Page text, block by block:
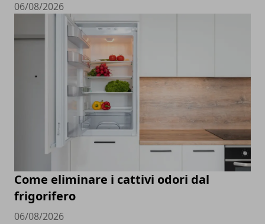
06/08/2026
Come eliminare i cattivi odori dal
frigorifero
06/08/2026